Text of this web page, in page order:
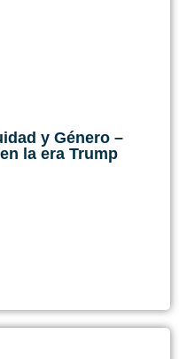
y Género –
la era Trump